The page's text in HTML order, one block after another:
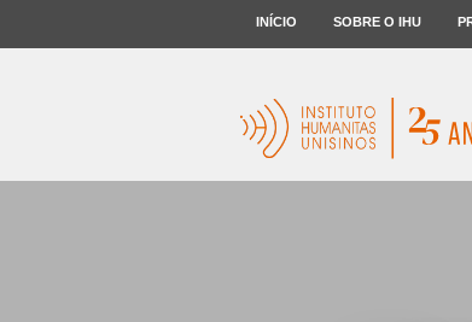
INÍCIO SOBRE O IHU